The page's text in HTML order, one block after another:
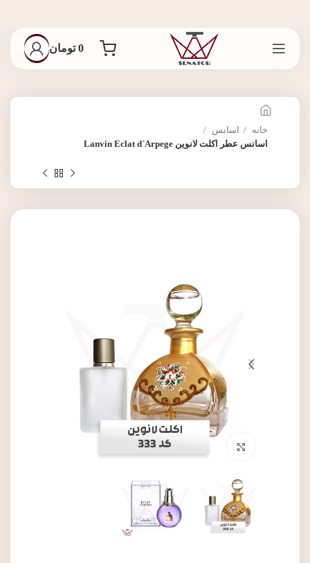
0 تومان
خانه
اسانس
اسانس عطر اکلت لانوین Lanvin Eclat d´Arpege
برای بزرگنمایی کلیک کنید